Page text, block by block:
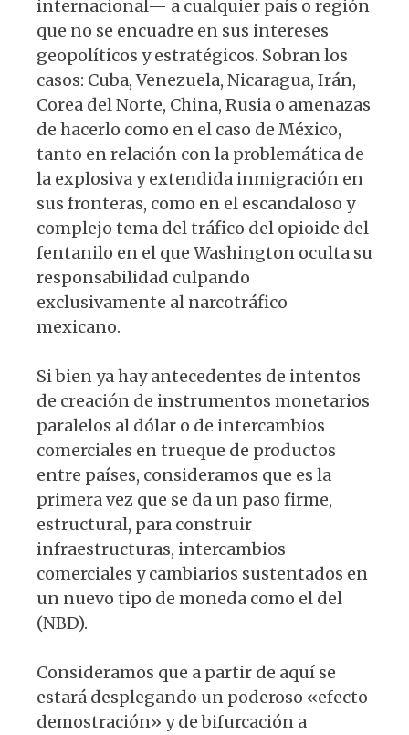
internacional— a cualquier país o región
que no se encuadre en sus intereses
geopolíticos y estratégicos. Sobran los
casos: Cuba, Venezuela, Nicaragua, Irán,
Corea del Norte, China, Rusia o amenazas
de hacerlo como en el caso de México,
tanto en relación con la problemática de
la explosiva y extendida inmigración en
sus fronteras, como en el escandaloso y
complejo tema del tráfico del opioide del
fentanilo en el que Washington oculta su
responsabilidad culpando
exclusivamente al narcotráfico
mexicano.
Si bien ya hay antecedentes de intentos
de creación de instrumentos monetarios
paralelos al dólar o de intercambios
comerciales en trueque de productos
entre países, consideramos que es la
primera vez que se da un paso firme,
estructural, para construir
infraestructuras, intercambios
comerciales y cambiarios sustentados en
un nuevo tipo de moneda como el del
(NBD).
Consideramos que a partir de aquí se
estará desplegando un poderoso «efecto
demostración» y de bifurcación a